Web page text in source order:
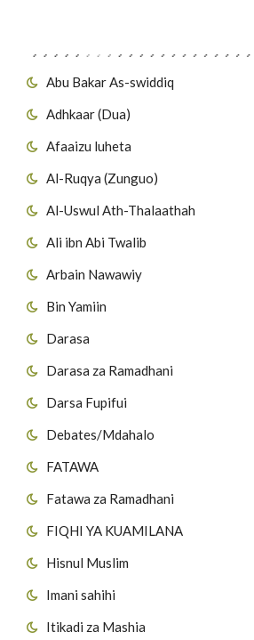
Abu Bakar As-swiddiq
Adhkaar (Dua)
Afaaizu luheta
Al-Ruqya (Zunguo)
Al-Uswul Ath-Thalaathah
Ali ibn Abi Twalib
Arbain Nawawiy
Bin Yamiin
Darasa
Darasa za Ramadhani
Darsa Fupifui
Debates/Mdahalo
FATAWA
Fatawa za Ramadhani
FIQHI YA KUAMILANA
Hisnul Muslim
Imani sahihi
Itikadi za Mashia